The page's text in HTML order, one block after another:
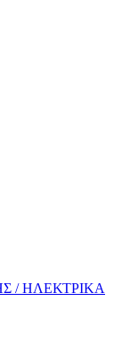
/ ΗΛΕΚΤΡΙΚΑ